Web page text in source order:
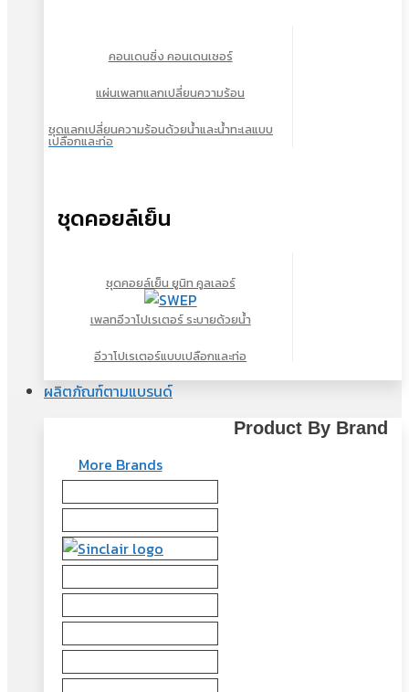
คอนเดนซิ่ง คอนเดนเซอร์
แผ่นเพลทแลกเปลี่ยนความร้อน
ชุดแลกเปลี่ยนความร้อนด้วยน้ำและน้ำทะเลแบบ
เปลือกและท่อ
ชุดคอยล์เย็น
ชุดคอยล์เย็น ยูนิท คูลเลอร์
เพลทอีวาโปเรเตอร์ ระบายด้วยน้ำ
อีวาโปเรเตอร์แบบเปลือกและท่อ
ผลิตภัณฑ์ตามแบรนด์
Product By Brand
More Brands